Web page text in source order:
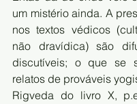
um mistério ainda. A
nos textos védicos
não dravídica) são
discutíveis; o que se
relatos de prováveis
Rigveda do livro X,